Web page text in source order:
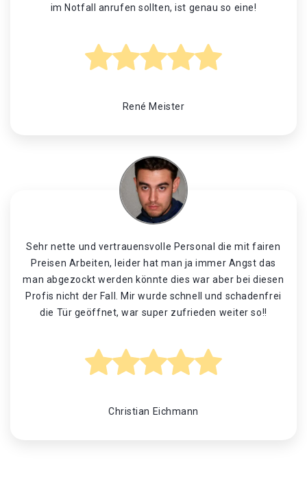
im Notfall anrufen sollten, ist genau so eine!
René Meister
Sehr nette und vertrauensvolle Personal die mit fairen
Preisen Arbeiten, leider hat man ja immer Angst das
man abgezockt werden könnte dies war aber bei diesen
Profis nicht der Fall. Mir wurde schnell und schadenfrei
die Tür geöffnet, war super zufrieden weiter so!!
Christian Eichmann